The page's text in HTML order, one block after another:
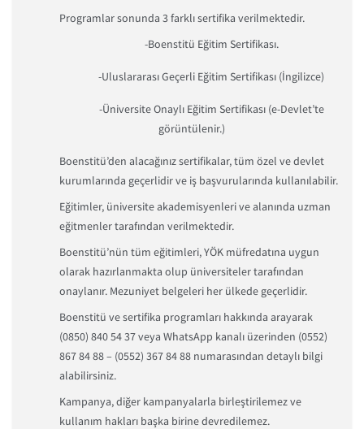
Programlar sonunda 3 farklı sertifika verilmektedir.
-Boenstitü Eğitim Sertifikası.
-Uluslararası Geçerli Eğitim Sertifikası (İngilizce)
-Üniversite Onaylı Eğitim Sertifikası (e-Devlet’te
görüntülenir.)
Boenstitü’den alacağınız sertifikalar, tüm özel ve devlet
kurumlarında geçerlidir ve iş başvurularında kullanılabilir.
Eğitimler, üniversite akademisyenleri ve alanında uzman
eğitmenler tarafından verilmektedir.
Boenstitü’nün tüm eğitimleri, YÖK müfredatına uygun
olarak hazırlanmakta olup üniversiteler tarafından
onaylanır. Mezuniyet belgeleri her ülkede geçerlidir.
Boenstitü ve sertifika programları hakkında arayarak
(0850) 840 54 37 veya WhatsApp kanalı üzerinden (0552)
867 84 88 – (0552) 367 84 88 numarasından detaylı bilgi
alabilirsiniz.
Kampanya, diğer kampanyalarla birleştirilemez ve
kullanım hakları başka birine devredilemez.